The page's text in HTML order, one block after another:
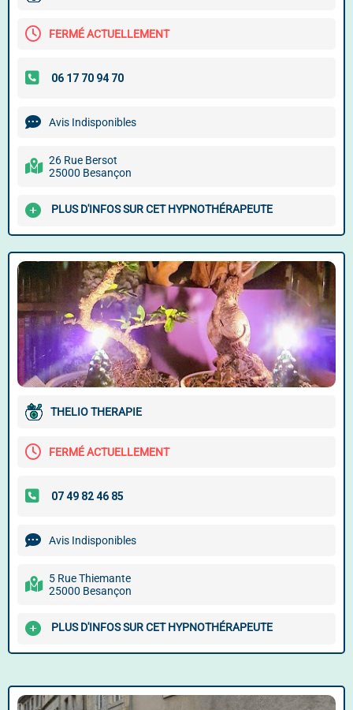
FERMÉ ACTUELLEMENT
Avis Indisponibles
26 Rue Bersot
25000 Besançon
PLUS D'INFOS SUR CET HYPNOTHÉRAPEUTE
THELIO THERAPIE
FERMÉ ACTUELLEMENT
Avis Indisponibles
5 Rue Thiemante
25000 Besançon
PLUS D'INFOS SUR CET HYPNOTHÉRAPEUTE